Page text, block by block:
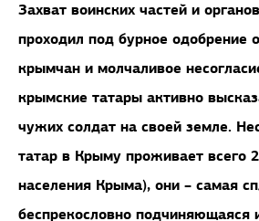
Захват воинских частей и
проходил под бурное одобрение
крымчан и молчаливое
крымские татары активно
чужих солдат на своей земле.
татар в Крыму проживает всего
населения Крыма), они – самая
беспрекословно подчиняющаяся